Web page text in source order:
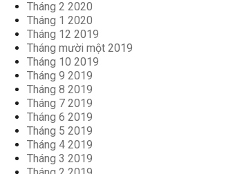
Tháng 2 2020
Tháng 1 2020
Tháng 12 2019
Tháng mười một 2019
Tháng 10 2019
Tháng 9 2019
Tháng 8 2019
Tháng 7 2019
Tháng 6 2019
Tháng 5 2019
Tháng 4 2019
Tháng 3 2019